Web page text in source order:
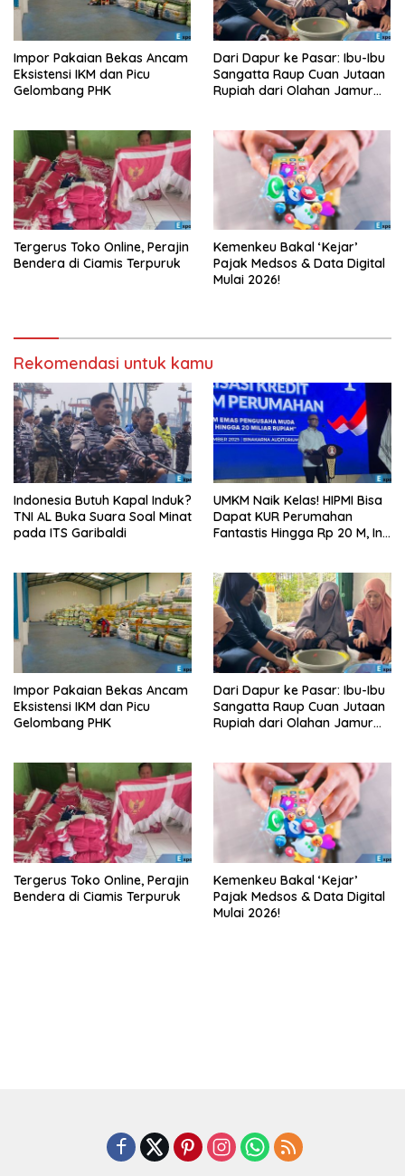
Impor Pakaian Bekas Ancam
Eksistensi IKM dan Picu
Gelombang PHK
Dari Dapur ke Pasar: Ibu-Ibu
Sangatta Raup Cuan Jutaan
Rupiah dari Olahan Jamur
Tergerus Toko Online, Perajin
Bendera di Ciamis Terpuruk
Kemenkeu Bakal ‘Kejar’
Pajak Medsos & Data Digital
Mulai 2026!
Rekomendasi untuk kamu
Indonesia Butuh Kapal Induk?
TNI AL Buka Suara Soal Minat
pada ITS Garibaldi
UMKM Naik Kelas! HIPMI Bisa
Dapat KUR Perumahan
Fantastis Hingga Rp 20 M, Ini
Impor Pakaian Bekas Ancam
Eksistensi IKM dan Picu
Gelombang PHK
Dari Dapur ke Pasar: Ibu-Ibu
Sangatta Raup Cuan Jutaan
Rupiah dari Olahan Jamur
Tergerus Toko Online, Perajin
Bendera di Ciamis Terpuruk
Kemenkeu Bakal ‘Kejar’
Pajak Medsos & Data Digital
Mulai 2026!